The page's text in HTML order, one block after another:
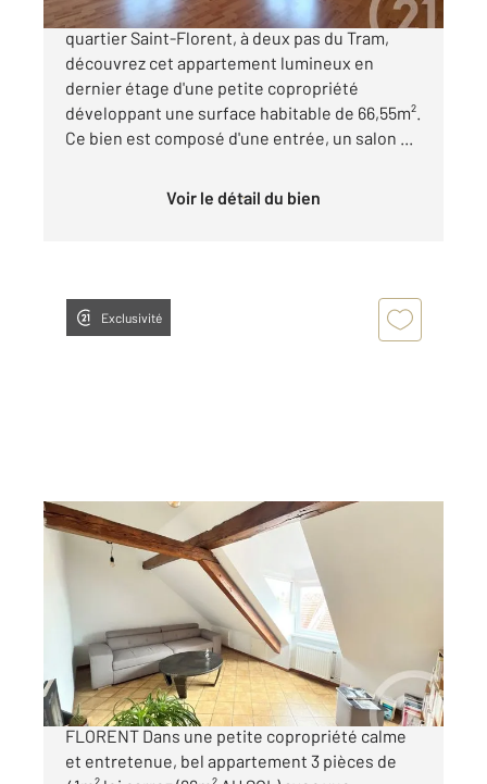
STRASBOURG CRONENBOURG. A l'entrée du
quartier Saint-Florent, à deux pas du Tram,
découvrez cet appartement lumineux en
dernier étage d'une petite copropriété
développant une surface habitable de 66,55m².
Ce bien est composé d'une entrée, un salon ...
Voir le détail du bien
Exclusivité
STRASBOURG 67
40,91 m2, 3 pièces
Ref : 19168
Appartement F3 à vendre
171 000 €
STRASBOURG CRONENBOURG SAINT-
FLORENT Dans une petite copropriété calme
et entretenue, bel appartement 3 pièces de